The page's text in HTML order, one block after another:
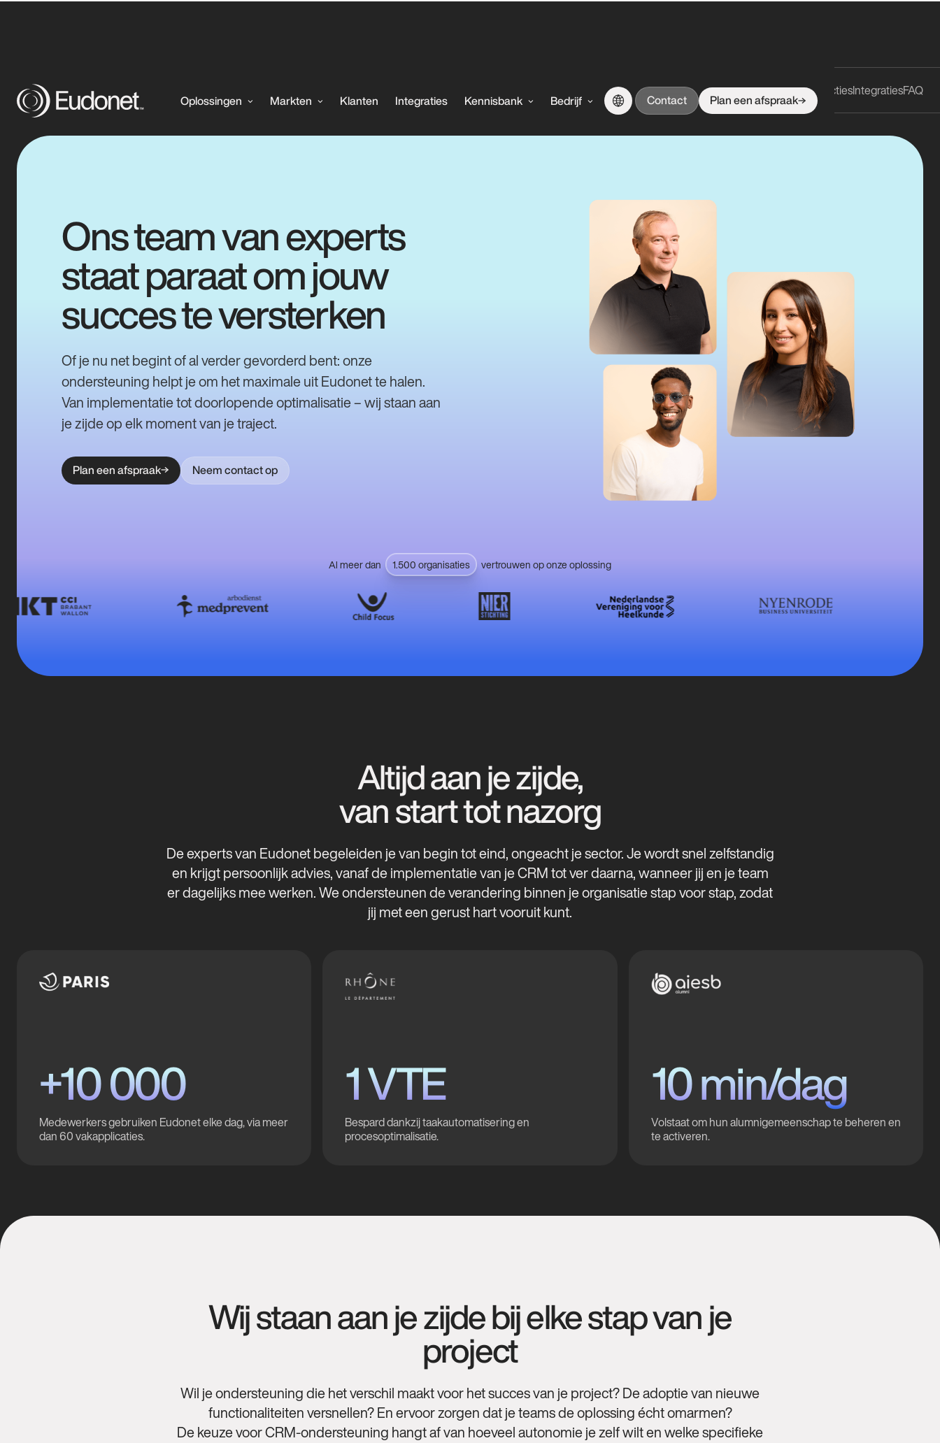
Oplossingen Markten Klanten Integraties Kennisbank Bedrijf Contact Plan een afspraak
Support VoordelenFunctiesIntegratiesFAQ
Ons team van experts
staat paraat om jouw
succes te versterken
Of je nu net begint of al verder gevorderd bent: onze
ondersteuning helpt je om het maximale uit Eudonet te halen.
Van implementatie tot doorlopende optimalisatie – wij staan aan
je zijde op elk moment van je traject.
Plan een afspraak Neem contact op
Al meer dan 1.500 organisaties vertrouwen op onze oplossing
Altijd aan je zijde,
van start tot nazorg
De experts van Eudonet begeleiden je van begin tot eind, ongeacht je sector. Je wordt snel zelfstandig
en krijgt persoonlijk advies, vanaf de implementatie van je CRM tot ver daarna, wanneer jij en je team
er dagelijks mee werken. We ondersteunen de verandering binnen je organisatie stap voor stap, zodat
jij met een gerust hart vooruit kunt.
+10 000
Medewerkers gebruiken Eudonet elke dag, via meer
dan 60 vakapplicaties.
1 VTE
Bespard dankzij taakautomatisering en
procesoptimalisatie.
10 min/dag
Volstaat om hun alumnigemeenschap te beheren en
te activeren.
Wij staan aan je zijde bij elke stap van je
project
Wil je ondersteuning die het verschil maakt voor het succes van je project? De adoptie van nieuwe
functionaliteiten versnellen? En ervoor zorgen dat je teams de oplossing écht omarmen?
De keuze voor CRM‑ondersteuning hangt af van hoeveel autonomie je zelf wilt en welke specifieke